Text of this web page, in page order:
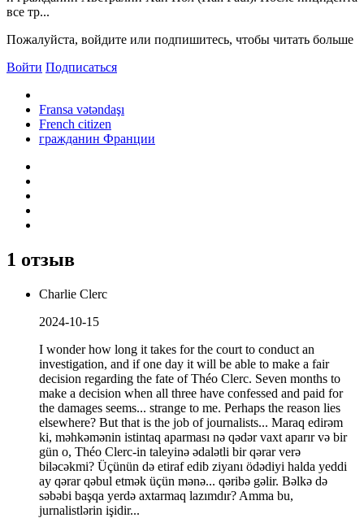
все тр...
Пожалуйста, войдите или подпишитесь, чтобы читать больше
Войти Подписаться
Fransa vətəndaşı
French citizen
гражданин Франции
1 отзыв
Charlie Clerc
2024-10-15
I wonder how long it takes for the court to conduct an
investigation, and if one day it will be able to make a fair
decision regarding the fate of Théo Clerc. Seven months to
make a decision when all three have confessed and paid for
the damages seems... strange to me. Perhaps the reason lies
elsewhere? But that is the job of journalists... Maraq edirəm
ki, məhkəmənin istintaq aparması nə qədər vaxt aparır və bir
gün o, Théo Clerc-in taleyinə ədalətli bir qərar verə
biləcəkmi? Üçünün də etiraf edib ziyanı ödədiyi halda yeddi
ay qərar qəbul etmək üçün mənə... qəribə gəlir. Bəlkə də
səbəbi başqa yerdə axtarmaq lazımdır? Amma bu,
jurnalistlərin işidir...